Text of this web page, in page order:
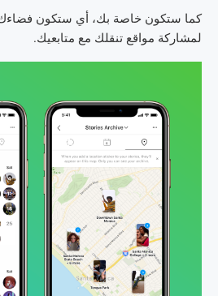
كما ستكون خاصة بك، أي ستكون
لمشاركة مواقع تنقلك مع متابعيك.